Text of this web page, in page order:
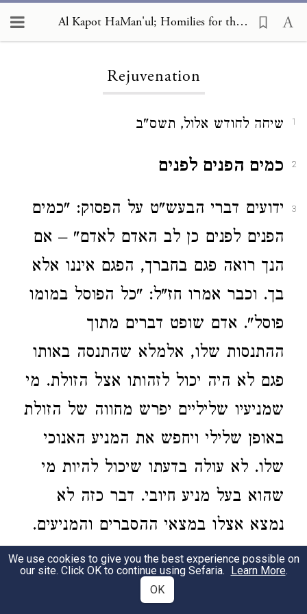
Al Kapot HaMan'ul; Homilies for the Days of Awe, Rejuvenation
Rejuvenation
1 שיחה לחודש אלול, תשס"ב
2 כמים הפנים לפנים
3
ידועים דברי הבעש"ט על הפסוק: "כמים
הפנים לפנים כן לב האדם לאדם" – אם
הנך רואה פגם בחברך, הפגם איננו אלא
בך. וכבר אמרו חז"ל: "כל הפוסל במומו
פוסל". אדם שופט דברים מתוך
ההתנסות שלו, אלמלא שהתנסה באותו
פגם לא היה יכול לזהותו אצל הזולת. מי
שמניעיו שליליים יפרש מחווה של הזולת
באופן שלילי ויחפש את המניע האנוכי
שלו. לא עולה בדעתו שיכול להיות מי
שהוא בעל מניע חיובי. דבר כזה לא
נמצא אצלו במצאי ההסברים והמניעים.
למשל: אדם מפתח מבט מגובש על
פלוני שהוא כעסן, או בעל גאווה, או
We use cookies to give you the best experience possible on
our site. Click OK to continue using Sefaria. Learn More.
OK